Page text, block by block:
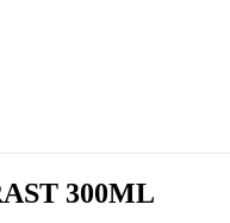
300ML